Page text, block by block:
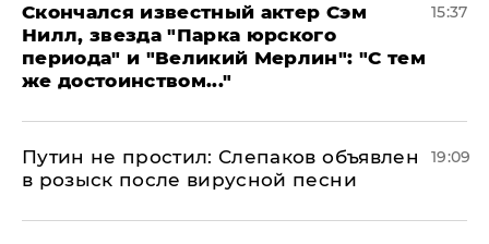
Скончался известный актер Сэм
Нилл, звезда "Парка юрского
периода" и "Великий Мерлин": "С тем
же достоинством..."
15:37
Путин не простил: Слепаков объявлен
в розыск после вирусной песни
19:09